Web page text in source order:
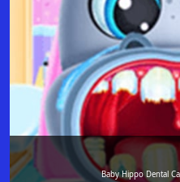
Baby Hippo Dental